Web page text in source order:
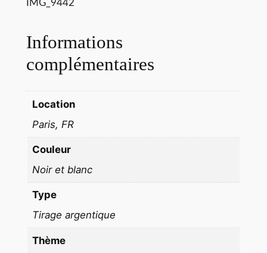
M
E
E
N
M
IMG_9442
Informations
complémentaires
Location
Paris, FR
Couleur
Noir et blanc
Type
Tirage argentique
Thème